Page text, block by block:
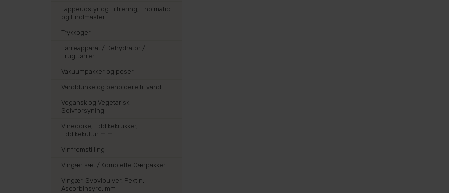
Tappeudstyr og Filtrering, Enolmatic
og Enolmaster
Trykkoger
Tørreapparat / Dehydrator /
Frugttørrer
Vakuumpakker og poser
Vanddunke og beholdere til vand
Vegansk og Vegetarisk
Selvforsyning
Vineddike, Eddikekrukker,
Eddikekultur m.m.
Vinfremstilling
Vingær sæt / Komplette Gærpakker
Vingær, Svovlpulver, Pektin,
Ascorbinsyre, mm